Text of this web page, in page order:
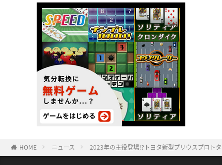
HOME ニュース 2023年の主役登場!?トヨタ新型プリウスプロト